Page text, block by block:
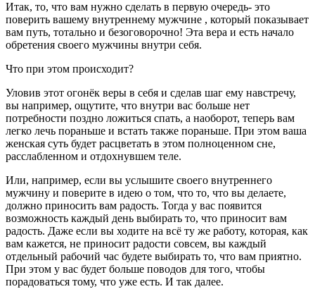
Итак, то, что вам нужно сделать в первую очередь- это
поверить вашему внутреннему мужчине , который показывает
вам путь, тотально и безоговорочно! Эта вера и есть начало
обретения своего мужчины внутри себя.
Что при этом происходит?
Уловив этот огонёк веры в себя и сделав шаг ему навстречу,
вы например, ощутите, что внутри вас больше нет
потребности поздно ложиться спать, а наоборот, теперь вам
легко лечь пораньше и встать также пораньше. При этом ваша
женская суть будет расцветать в этом полноценном сне,
расслабленном и отдохнувшем теле.
Или, например, если вы услышите своего внутреннего
мужчину и поверите в идею о том, что то, что вы делаете,
должно приносить вам радость. Тогда у вас появится
возможность каждый день выбирать то, что приносит вам
радость. Даже если вы ходите на всё ту же работу, которая, как
вам кажется, не приносит радости совсем, вы каждый
отдельный рабочий час будете выбирать то, что вам приятно.
При этом у вас будет больше поводов для того, чтобы
порадоваться тому, что уже есть. И так далее.